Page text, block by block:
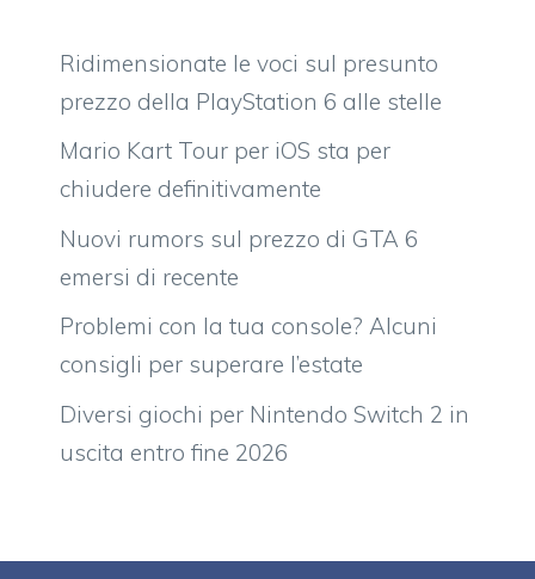
Ridimensionate le voci sul presunto
prezzo della PlayStation 6 alle stelle
Mario Kart Tour per iOS sta per
chiudere definitivamente
Nuovi rumors sul prezzo di GTA 6
emersi di recente
Problemi con la tua console? Alcuni
consigli per superare l’estate
Diversi giochi per Nintendo Switch 2 in
uscita entro fine 2026